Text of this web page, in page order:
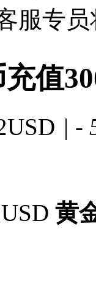
服专
值
| -
黄